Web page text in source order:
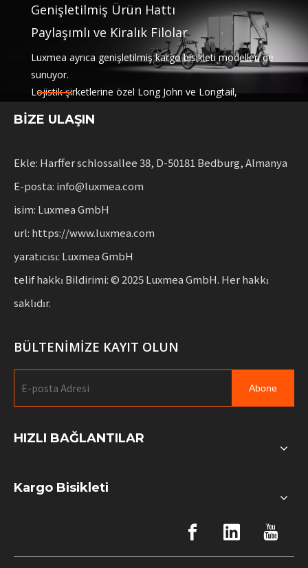
Genişletilmiş Ürün Hattı
Paylaşımlı ve Kiralık Filolar
Luxmea ayrıca genişletilmiş kargo bisikleti modelleri de
sunuyor.
Lojistik şirketlerine özel Long John ve Longtail,
işlevselliği birleştiriyor
esneklik.
BİZE ULAŞIN
Ekle: Harffer schlossallee 38, D-50181 Bedburg, Almanya
E-posta: info@luxmea.com
isim: Luxmea GmbH
url: https://www.luxmea.com
yaratıcısı: Luxmea GmbH
telif hakkı Bildirimi: © 2025 Luxmea GmbH. Her hakkı
saklıdır.
BÜLTENİMİZE KAYIT OLUN
Abone
HIZLI BAĞLANTILAR
Kargo Bisikleti